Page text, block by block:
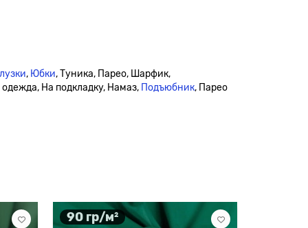
, Юбки, Туника, Парео, Шарфик,
одежда, На подкладку, Намаз, Подъюбник, Парео
90 гр/м²